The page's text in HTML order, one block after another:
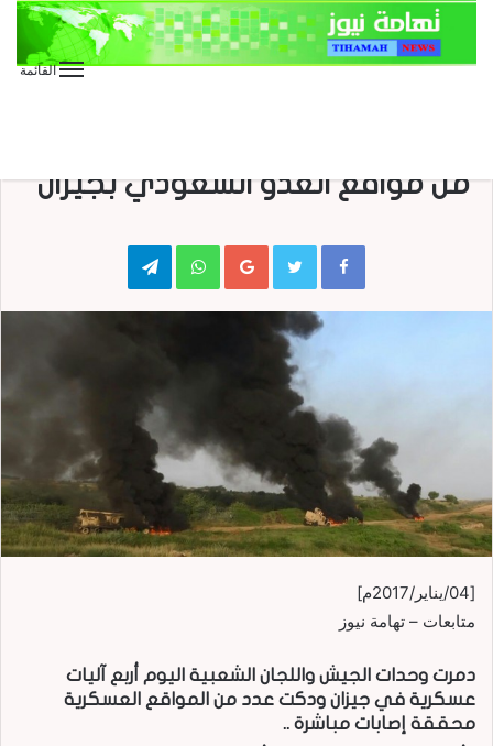
القائمة
من مواقع العدو السعودي بجيزان
Google+
WhatsApp
Telegram
[04/يناير/2017م]
متابعات – تهامة نيوز
دمرت وحدات الجيش واللجان الشعبية اليوم أربع آليات
عسكرية في جيزان ودكت عدد من المواقع العسكرية
محققة إصابات مباشرة ..